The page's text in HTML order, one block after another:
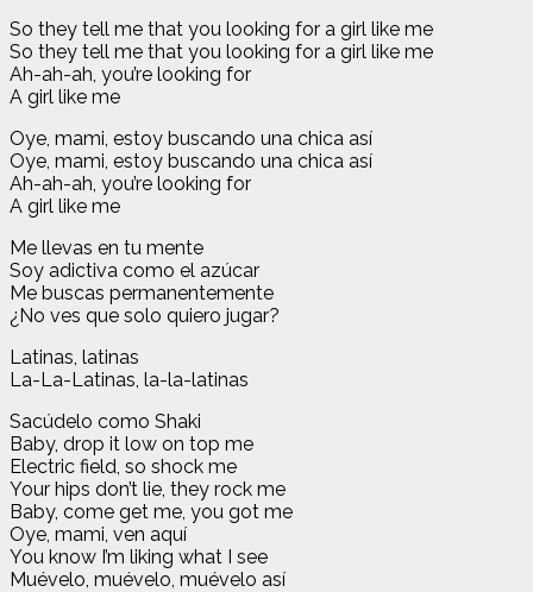
So they tell me that you looking for a girl like me
So they tell me that you looking for a girl like me
Ah-ah-ah, you’re looking for
A girl like me
Oye, mami, estoy buscando una chica así
Oye, mami, estoy buscando una chica así
Ah-ah-ah, you’re looking for
A girl like me
Me llevas en tu mente
Soy adictiva como el azúcar
Me buscas permanentemente
¿No ves que solo quiero jugar?
Latinas, latinas
La-La-Latinas, la-la-latinas
Sacúdelo como Shaki
Baby, drop it low on top me
Electric field, so shock me
Your hips don’t lie, they rock me
Baby, come get me, you got me
Oye, mami, ven aquí
You know I’m liking what I see
Muévelo, muévelo, muévelo así